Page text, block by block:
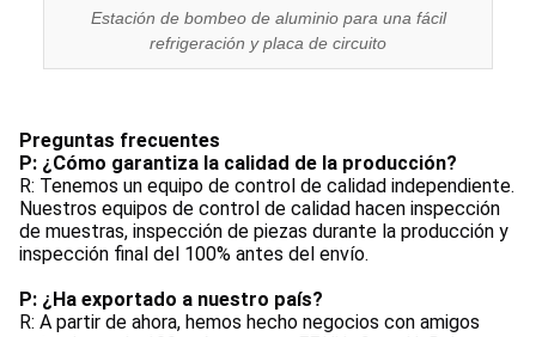
Estación de bombeo de aluminio para una fácil
refrigeración y placa de circuito
Preguntas frecuentes
P: ¿Cómo garantiza la calidad de la producción?
R: Tenemos un equipo de control de calidad independiente.
Nuestros equipos de control de calidad hacen inspección
de muestras, inspección de piezas durante la producción y
inspección final del 100% antes del envío.
P: ¿Ha exportado a nuestro país?
R: A partir de ahora, hemos hecho negocios con amigos